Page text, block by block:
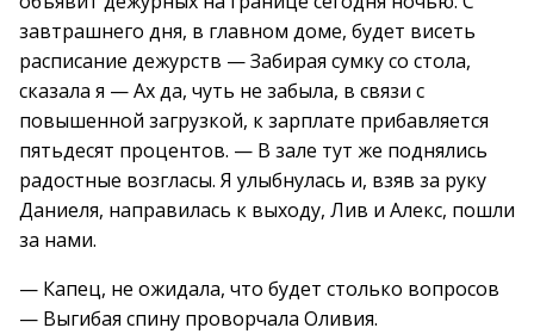
завтрашнего дня, в главном доме, будет висеть
расписание дежурств — Забирая сумку со стола,
сказала я — Ах да, чуть не забыла, в связи с
повышенной загрузкой, к зарплате прибавляется
пятьдесят процентов. — В зале тут же поднялись
радостные возгласы. Я улыбнулась и, взяв за руку
Даниеля, направилась к выходу, Лив и Алекс, пошли
за нами.
— Капец, не ожидала, что будет столько вопросов
— Выгибая спину проворчала Оливия.